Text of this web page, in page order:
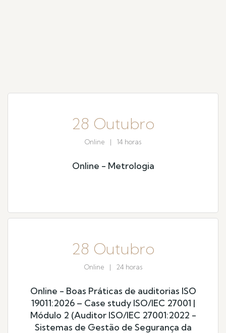
28 Outubro
Online | 14 horas
Online - Metrologia
28 Outubro
Online | 24 horas
Online - Boas Práticas de auditorias ISO
19011:2026 – Case study ISO/IEC 27001 |
Módulo 2 (Auditor ISO/IEC 27001:2022 -
Sistemas de Gestão de Segurança da